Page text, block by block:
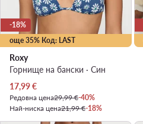
още 35% Код: LAST
-18%
Roxy
Горнище на бански · Син
Актуална цена
17,99€
Редовна цена29,99 €-40%
Най-ниска цена21,99 €-18%